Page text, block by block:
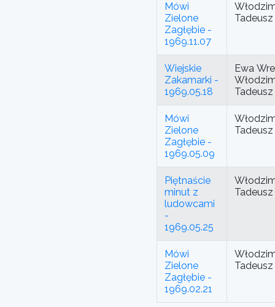
Mówi
Zielone
Zagłębie -
1969.11.07
Wiejskie
Zakamarki -
1969.05.18
Ewa
Mówi
Zielone
Zagłębie -
1969.05.09
Piętnaście
minut z
ludowcami
-
1969.05.25
Mówi
Zielone
Zagłębie -
1969.02.21